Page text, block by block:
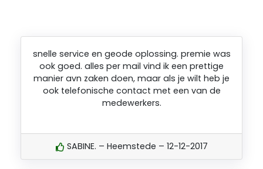
snelle service en geode oplossing. premie was
ook goed. alles per mail vind ik een prettige
manier avn zaken doen, maar als je wilt heb je
ook telefonische contact met een van de
medewerkers.
SABINE. – Heemstede – 12-12-2017